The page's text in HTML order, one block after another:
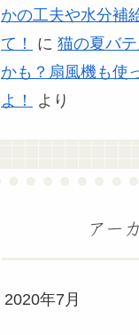
かの工夫や水分補
て！
に 猫の夏バ
かも？扇風機も使
よ！
より
アー
2020年7月